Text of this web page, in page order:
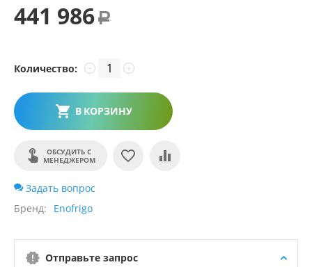
441 986 Р
Количество: +
−
В КОРЗИНУ
ОБСУДИТЬ С
МЕНЕДЖЕРОМ
Задать вопрос
Бренд
Enofrigo
Отправьте запрос